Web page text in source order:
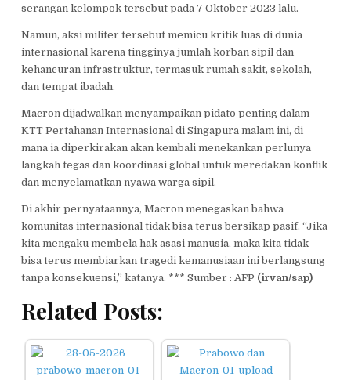
serangan kelompok tersebut pada 7 Oktober 2023 lalu.
Namun, aksi militer tersebut memicu kritik luas di dunia
internasional karena tingginya jumlah korban sipil dan
kehancuran infrastruktur, termasuk rumah sakit, sekolah,
dan tempat ibadah.
Macron dijadwalkan menyampaikan pidato penting dalam
KTT Pertahanan Internasional di Singapura malam ini, di
mana ia diperkirakan akan kembali menekankan perlunya
langkah tegas dan koordinasi global untuk meredakan konflik
dan menyelamatkan nyawa warga sipil.
Di akhir pernyataannya, Macron menegaskan bahwa
komunitas internasional tidak bisa terus bersikap pasif. “Jika
kita mengaku membela hak asasi manusia, maka kita tidak
bisa terus membiarkan tragedi kemanusiaan ini berlangsung
tanpa konsekuensi,” katanya. *** Sumber : AFP (irvan/sap)
Related Posts: